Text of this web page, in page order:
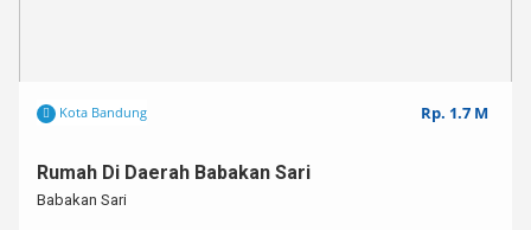
Kota Bandung Rp. 1.7 M
Rumah Di Daerah Babakan Sari
Babakan Sari